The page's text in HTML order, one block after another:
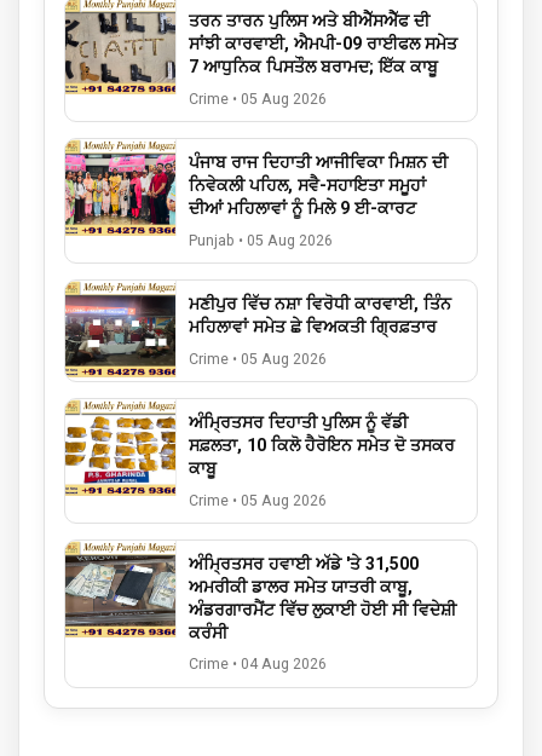
ਤਰਨ ਤਾਰਨ ਪੁਲਿਸ ਅਤੇ ਬੀਐੱਸਐੱਫ ਦੀ
ਸਾਂਝੀ ਕਾਰਵਾਈ, ਐਮਪੀ-09 ਰਾਈਫਲ ਸਮੇਤ
7 ਆਧੁਨਿਕ ਪਿਸਤੌਲ ਬਰਾਮਦ; ਇੱਕ ਕਾਬੂ
Crime • 05 Aug 2026
ਪੰਜਾਬ ਰਾਜ ਦਿਹਾਤੀ ਆਜੀਵਿਕਾ ਮਿਸ਼ਨ ਦੀ
ਨਿਵੇਕਲੀ ਪਹਿਲ, ਸਵੈ-ਸਹਾਇਤਾ ਸਮੂਹਾਂ
ਦੀਆਂ ਮਹਿਲਾਵਾਂ ਨੂੰ ਮਿਲੇ 9 ਈ-ਕਾਰਟ
Punjab • 05 Aug 2026
ਮਣੀਪੁਰ ਵਿੱਚ ਨਸ਼ਾ ਵਿਰੋਧੀ ਕਾਰਵਾਈ, ਤਿੰਨ
ਮਹਿਲਾਵਾਂ ਸਮੇਤ ਛੇ ਵਿਅਕਤੀ ਗ੍ਰਿਫ਼ਤਾਰ
Crime • 05 Aug 2026
ਅੰਮ੍ਰਿਤਸਰ ਦਿਹਾਤੀ ਪੁਲਿਸ ਨੂੰ ਵੱਡੀ
ਸਫ਼ਲਤਾ, 10 ਕਿਲੋ ਹੈਰੋਇਨ ਸਮੇਤ ਦੋ ਤਸਕਰ
ਕਾਬੂ
Crime • 05 Aug 2026
ਅੰਮ੍ਰਿਤਸਰ ਹਵਾਈ ਅੱਡੇ 'ਤੇ 31,500
ਅਮਰੀਕੀ ਡਾਲਰ ਸਮੇਤ ਯਾਤਰੀ ਕਾਬੂ,
ਅੰਡਰਗਾਰਮੈਂਟ ਵਿੱਚ ਲੁਕਾਈ ਹੋਈ ਸੀ ਵਿਦੇਸ਼ੀ
ਕਰੰਸੀ
Crime • 04 Aug 2026